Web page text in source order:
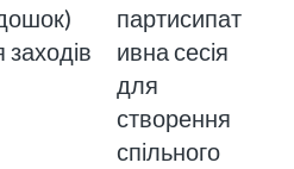
заходів
партисипат
ивна сесія
для
створення
спільного